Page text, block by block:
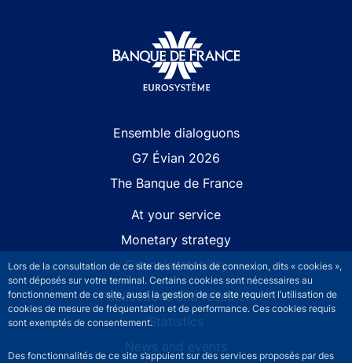
Lors de la consultation de ce site des témoins de connexion, dits « cookies »,
sont déposés sur votre terminal. Certains cookies sont nécessaires au
fonctionnement de ce site, aussi la gestion de ce site requiert l’utilisation de
cookies de mesure de fréquentation et de performance. Ces cookies requis
sont exemptés de consentement.
Des fonctionnalités de ce site s’appuient sur des services proposés par des
Ensemble dialoguons
G7 Évian 2026
The Banque de France
At your service
Monetary strategy
Financial stability
Publications and research
Statistics
News and events